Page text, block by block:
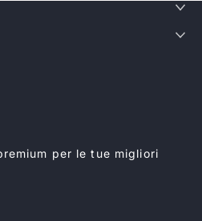
per le tue migliori